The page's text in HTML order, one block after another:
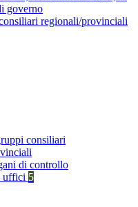
governo
regionali/provinciali
consiliari
di controllo
uffici 5